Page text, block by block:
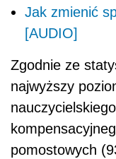
Jak zmienić
[AUDIO]
Zgodnie ze
najwyższy
pomostowych